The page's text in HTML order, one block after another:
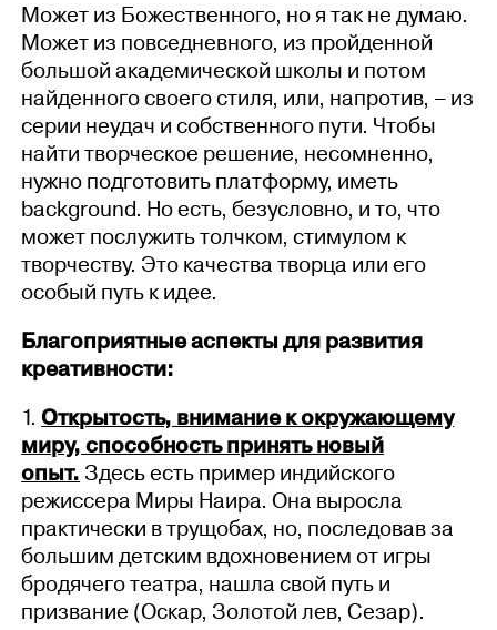
Может из Божественного, но я так не думаю.
Может из повседневного, из пройденной
большой академической школы и потом
найденного своего стиля, или, напротив, – из
серии неудач и собственного пути. Чтобы
найти творческое решение, несомненно,
нужно подготовить платформу, иметь
background. Но есть, безусловно, и то, что
может послужить толчком, стимулом к
творчеству. Это качества творца или его
особый путь к идее.
Благоприятные аспекты для развития
креативности:
1.Открытость, внимание к окружающему
миру, способность принять новый
опыт.Здесь есть пример индийского
режиссера Миры Наира. Она выросла
практически в трущобах, но, последовав за
большим детским вдохновением от игры
бродячего театра, нашла свой путь и
призвание (Оскар, Золотой лев, Сезар).